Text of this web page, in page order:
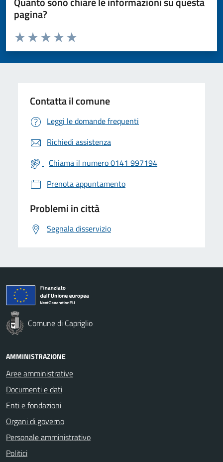
pagina?
Valuta da 1 a 5 stelle la pagina
Valuta 5 stelle su 5
Valuta 4 stelle su 5
Valuta 3 stelle su 5
Valuta 2 stelle su 5
Valuta 1 stelle su 5
Contatta il comune
Leggi le domande frequenti
Richiedi assistenza
Chiama il numero 0141 997194
Prenota appuntamento
Problemi in città
Segnala disservizio
Comune di Capriglio
AMMINISTRAZIONE
Aree amministrative
Documenti e dati
Enti e fondazioni
Organi di governo
Personale amministrativo
Politici